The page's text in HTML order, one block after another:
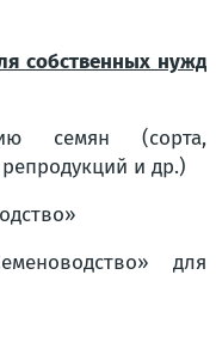
собственных нужд
семян (сорта,
и др.)
для